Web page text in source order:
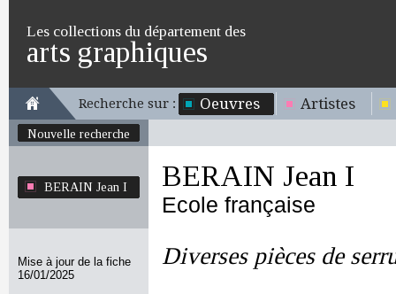
Les collections du département des
arts graphiques
Recherche sur : Oeuvres Artistes
Nouvelle recherche
BERAIN Jean I
Mise à jour de la fiche
16/01/2025
BERAIN Jean I
Ecole française
Diverses pièces de